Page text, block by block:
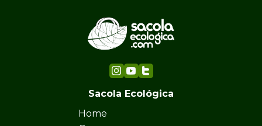
Sacola Ecológica
Home